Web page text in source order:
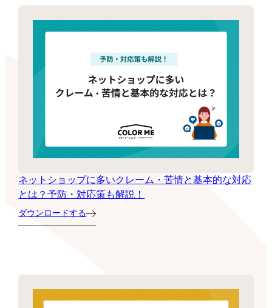
ネットショップに多いクレーム・苦情と基本的な対応
とは？予防・対応策も解説！
ダウンロードする